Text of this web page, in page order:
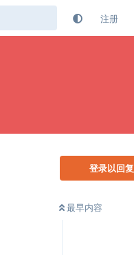
注册
登录以回复
最早内容